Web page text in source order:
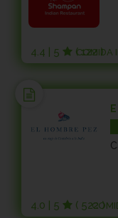
COMIDA
4.4 | 5 ( 122 )
4.0 | 5 ( 522 )